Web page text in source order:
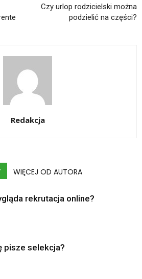
Czy urlop rodzicielski można
podzielić na części?
Redakcja
WIĘCEJ OD AUTORA
rekrutacja online?
pisze selekcja?